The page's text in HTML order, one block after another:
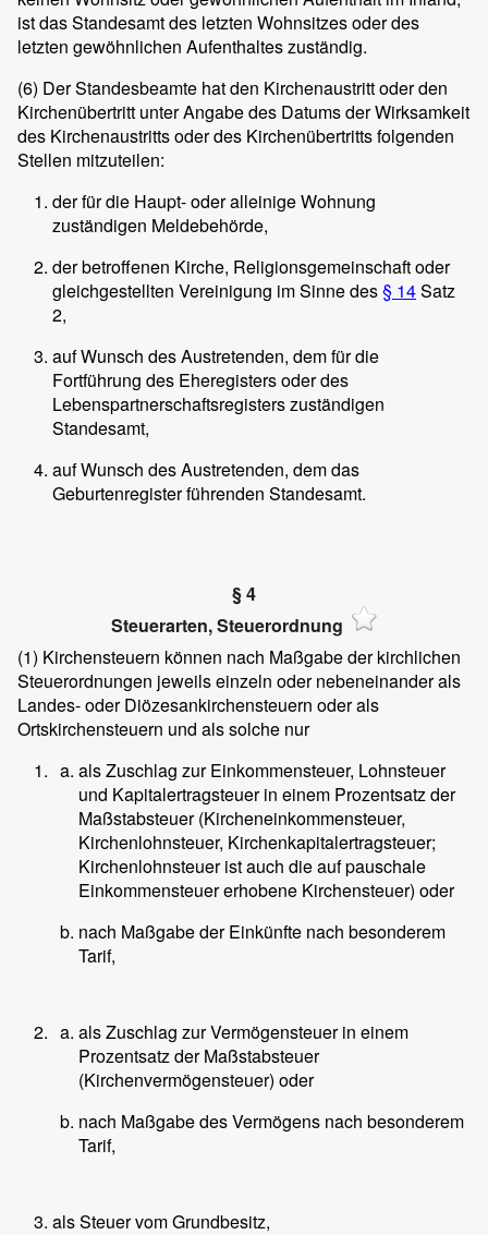
ist das Standesamt des letzten Wohnsitzes oder des
letzten gewöhnlichen Aufenthaltes zuständig.
(6) Der Standesbeamte hat den Kirchenaustritt oder den
Kirchenübertritt unter Angabe des Datums der Wirksamkeit
des Kirchenaustritts oder des Kirchenübertritts folgenden
Stellen mitzuteilen:
der für die Haupt- oder alleinige Wohnung
zuständigen Meldebehörde,
der betroffenen Kirche, Religionsgemeinschaft oder
gleichgestellten Vereinigung im Sinne des§ 14Satz
2,
auf Wunsch des Austretenden, dem für die
Fortführung des Eheregisters oder des
Lebenspartnerschaftsregisters zuständigen
Standesamt,
auf Wunsch des Austretenden, dem das
Geburtenregister führenden Standesamt.
§ 4
Steuerarten, Steuerordnung
(1) Kirchensteuern können nach Maßgabe der kirchlichen
Steuerordnungen jeweils einzeln oder nebeneinander als
Landes- oder Diözesankirchensteuern oder als
Ortskirchensteuern und als solche nur
als Zuschlag zur Einkommensteuer, Lohnsteuer
und Kapitalertragsteuer in einem Prozentsatz der
Maßstabsteuer (Kircheneinkommensteuer,
Kirchenlohnsteuer, Kirchenkapitalertragsteuer;
Kirchenlohnsteuer ist auch die auf pauschale
Einkommensteuer erhobene Kirchensteuer) oder
nach Maßgabe der Einkünfte nach besonderem
Tarif,
als Zuschlag zur Vermögensteuer in einem
Prozentsatz der Maßstabsteuer
(Kirchenvermögensteuer) oder
nach Maßgabe des Vermögens nach besonderem
Tarif,
als Steuer vom Grundbesitz,